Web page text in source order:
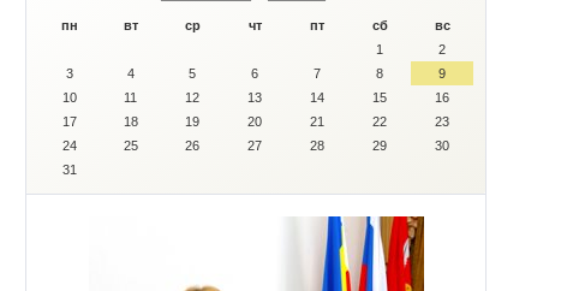
пн вт ср чт пт сб
вс
1
2
3
4 5 6 7 8
9
10
11 12 13 14 15
16
17
18 19 20 21 22
23
24
25 26 27 28 29
30
31